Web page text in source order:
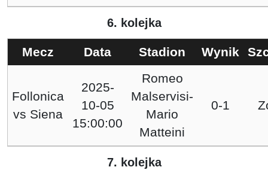
6. kolejka
Mecz Data Stadion Wynik
Follonica
vs Siena
2025-
10-05
15:00:00
Romeo
Malservisi-
Mario
Matteini
0-1
7. kolejka